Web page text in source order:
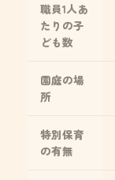
職員1人あ
たりの子
ども数
園庭の場
所
特別保育
の有無